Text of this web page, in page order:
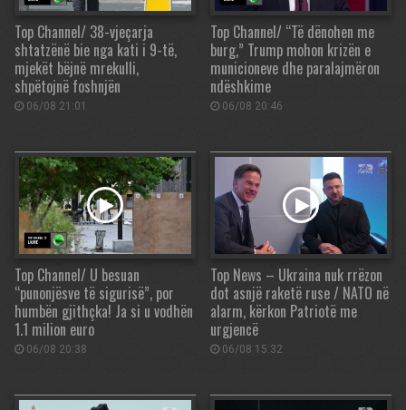
Top Channel/ 38-vjeçarja
shtatzënë bie nga kati i 9-të,
mjekët bëjnë mrekulli,
shpëtojnë foshnjën
06/08 21:01
Top Channel/ “Të dënohen me
burg,” Trump mohon krizën e
municioneve dhe paralajmëron
ndëshkime
06/08 20:46
Top Channel/ U besuan
“punonjësve të sigurisë”, por
humbën gjithçka! Ja si u vodhën
1.1 milion euro
06/08 20:38
Top News – Ukraina nuk rrëzon
dot asnjë raketë ruse / NATO në
alarm, kërkon Patriotë me
urgjencë
06/08 15:32